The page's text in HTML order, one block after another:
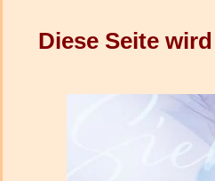
Diese Seite